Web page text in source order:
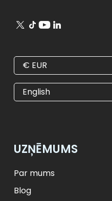
€ EUR
€ EUR
$ USD
ft HUF
zł PLN
English
UZŅĒMUMS
Par mums
Blog